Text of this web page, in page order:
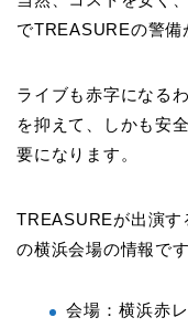
でTREASUREの警備
ライブも赤字になる
を抑えて、しかも安
要になります。
TREASUREが出演す
の横浜会場の情報です
会場：横浜赤